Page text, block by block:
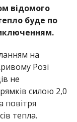
відомого
буде по
на
Розі
не
силою 2,0
повітря
тепла.